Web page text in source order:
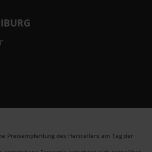
Preisempfehlung des Herstellers am Tag der